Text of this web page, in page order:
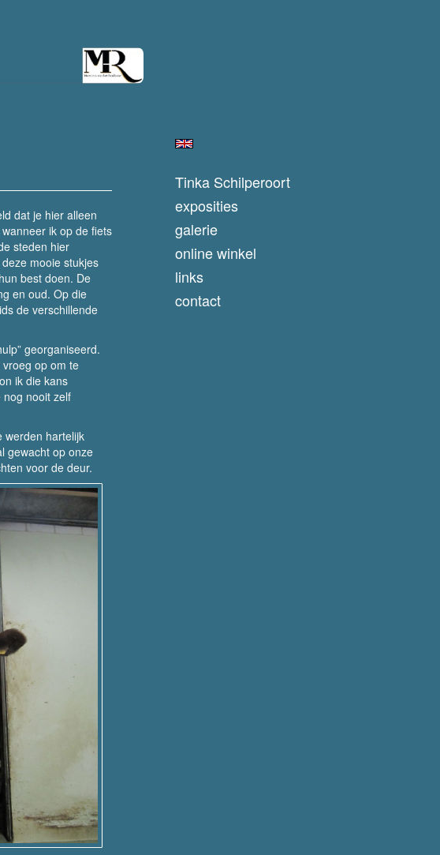
dat je hier alleen
ik op de fiets
steden hier
mooie stukjes
best doen. De
en oud. Op die
de verschillende
georganiseerd.
op om te
ik die kans
nog nooit zelf
werden hartelijk
gewacht op onze
voor de deur.
Tinka Schilperoort
exposities
galerie
online winkel
links
contact